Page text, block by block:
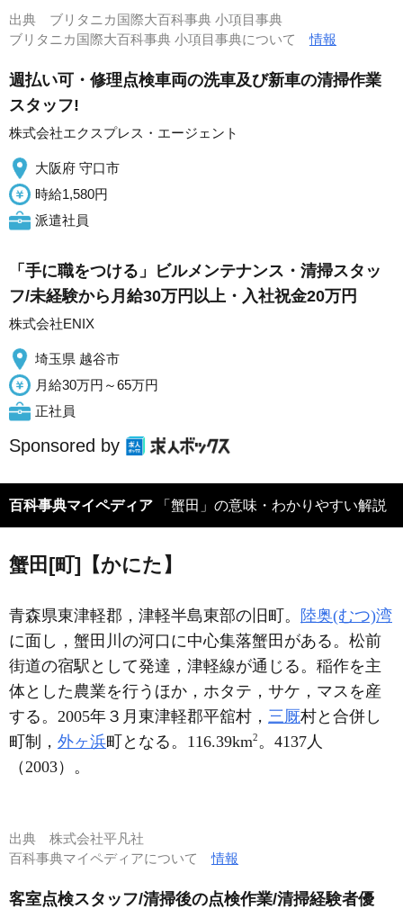
出典 ブリタニカ国際大百科事典 小項目事典
ブリタニカ国際大百科事典 小項目事典について情報
週払い可・修理点検車両の洗車及び新車の清掃作業
スタッフ!
株式会社エクスプレス・エージェント
大阪府 守口市
時給1,580円
派遣社員
「手に職をつける」ビルメンテナンス・清掃スタッ
フ/未経験から月給30万円以上・入社祝金20万円
株式会社ENIX
埼玉県 越谷市
月給30万円～65万円
正社員
Sponsored by
百科事典マイペディア 「蟹田」の意味・わかりやすい解説
蟹田[町]【かにた】
青森県東津軽郡，津軽半島東部の旧町。 陸奥(むつ)湾
に面し，蟹田川の河口に中心集落蟹田がある。松前
街道の宿駅として発達，津軽線が通じる。稲作を主
体とした農業を行うほか，ホタテ，サケ，マスを産
する。2005年３月東津軽郡平舘村， 三厩村と合併し
町制， 外ヶ浜町となる。116.39km2 。4137人
（2003）。
出典 株式会社平凡社
百科事典マイペディアについて情報
客室点検スタッフ/清掃後の点検作業/清掃経験者優